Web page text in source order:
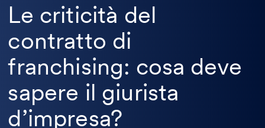
Le criticità del
contratto di
franchising: cosa deve
sapere il giurista
d’impresa?